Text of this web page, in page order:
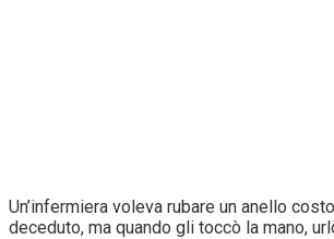
Un’infermiera voleva rubare un anello
deceduto, ma quando gli toccò la mano,